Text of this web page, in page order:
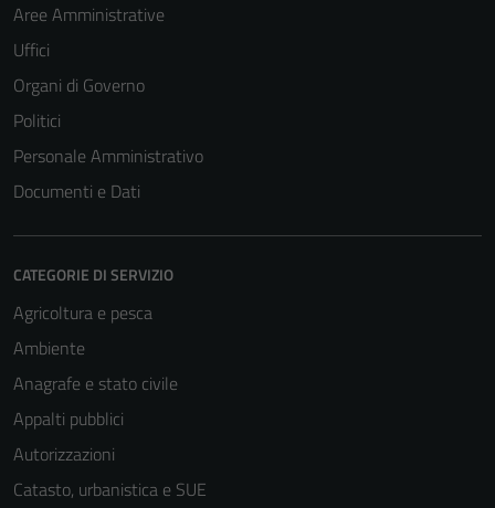
Aree Amministrative
Uffici
Organi di Governo
Politici
Personale Amministrativo
Documenti e Dati
CATEGORIE DI SERVIZIO
Agricoltura e pesca
Ambiente
Anagrafe e stato civile
Appalti pubblici
Autorizzazioni
Catasto, urbanistica e SUE